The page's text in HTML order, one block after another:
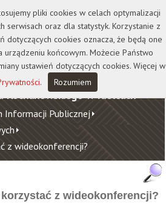
Biblioteka
Wydawnictwo
Kochanowskiego w Kielcach
Informacji Publicznej
z wideokonferencji?
z wideokonferencji?
pliki cookies w celach optymalizacji
serwisach oraz dla statystyk. Korzystanie z
dotyczących cookies oznacza, że będą one
urządzeniu końcowym. Możecie Państwo
ustawień dotyczących cookies. Więcej w
. Rozumiem